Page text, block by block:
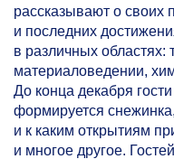
рассказывают о своих
и последних
в различных областях:
материаловедении,
До конца декабря
формируется
и к каким открытиям
и многое другое.